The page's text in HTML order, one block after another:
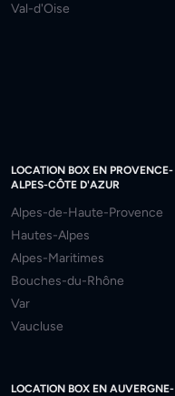
Val-d'Oise
LOCATION BOX EN PROVENCE-
ALPES-CÔTE D'AZUR
Alpes-de-Haute-Provence
Hautes-Alpes
Alpes-Maritimes
Bouches-du-Rhône
Var
Vaucluse
LOCATION BOX EN AUVERGNE-